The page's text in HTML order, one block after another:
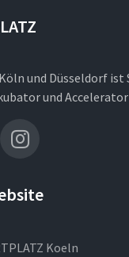
und Düsseldorf ist
und Accelerator
Koeln